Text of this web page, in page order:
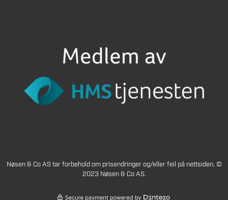
Nøsen & Co AS tar forbehold om prisendringer og/eller feil på nettsiden. ©
2023 Nøsen & Co AS.